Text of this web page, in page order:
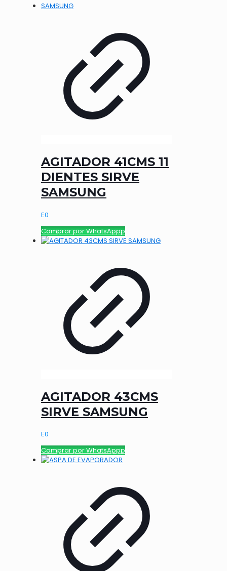
AGITADOR 41CMS 11
DIENTES SIRVE
SAMSUNG
E0
Comprar por WhatsAppp
AGITADOR 43CMS
SIRVE SAMSUNG
E0
Comprar por WhatsAppp